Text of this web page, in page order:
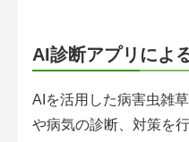
AI診断アプリによ
AIを活用した病害虫雑
や病気の診断、対策を